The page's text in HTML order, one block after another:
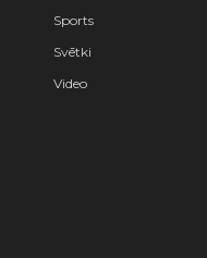
Sports
Svētki
Video